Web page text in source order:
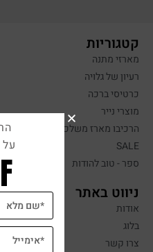
קטגוריות
מארזי מתנה
רעיון של גלויה
כרטיסי ברכה
מוצרי נייר
הרכיבו מארז משלכם
SALE
ספר - טוב להודות
ניווט באתר
אודות
בלוג
צרו קשר